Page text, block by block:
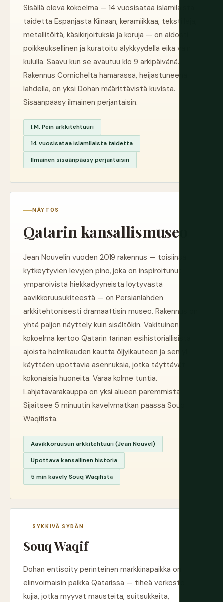
Sisällä oleva kokoelma — 14 vuosisataa islamilaista
taidetta Espanjasta Kiinaan, keramiikkaa, tekstiilejä,
metallitöitä, käsikirjoituksia ja koruja — on aidosti
poikkeuksellinen ja kuratoitu älykkyydellä eikä vain
kululla. Saavu kun se avautuu klo 9 arkipäivänä.
Rakennus Cornicheltä hämärässä, heijastuneena
lahdella, on yksi Dohan määrittävistä kuvista.
Sisäänpääsy ilmainen perjantaisin.
I.M. Pein arkkitehtuuri
14 vuosisataa islamilaista taidetta
Ilmainen sisäänpääsy perjantaisin
NÄYTÖS
Qatarin kansallismuseo
Jean Nouvelin vuoden 2019 rakennus — toisiinsa
kytkeytyvien levyjen pino, joka on inspiroitunut
ympäröivistä hiekkadyyneistä löytyvästä
aavikkoruusukiteestä — on Persianlahden
arkkitehtonisesti dramaattisin museo. Rakennus on
yhtä paljon näyttely kuin sisältökin. Vakituinen
kokoelma kertoo Qatarin tarinan esihistoriallisista
ajoista helmikauden kautta öljyikauteen ja sen yli
käyttäen upottavia asennuksia, jotka täyttävät
kokonaisia huoneita. Varaa kolme tuntia.
Lahjatavarakauppa on yksi alueen paremmista.
Sijaitsee 5 minuutin kävelymatkan päässä Souq
Waqifista.
Aavikkoruusun arkkitehtuuri (Jean Nouvel)
Upottava kansallinen historia
5 min kävely Souq Waqifista
SYKKIVÄ SYDÄN
Souq Waqif
Dohan entisöity perinteinen markkinapaikka on
elinvoimaisin paikka Qatarissa — tiheä verkosto
kujia, jotka myyvät mausteita, suitsukkeita,